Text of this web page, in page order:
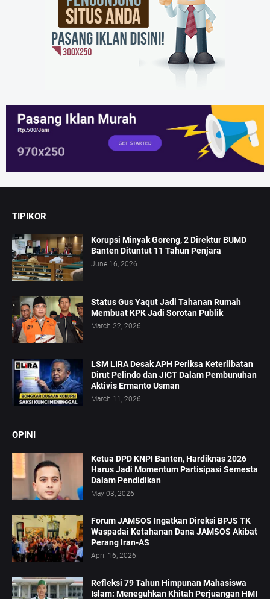
TIPIKOR
Korupsi Minyak Goreng, 2 Direktur BUMD
Banten Dituntut 11 Tahun Penjara
June 16, 2026
Status Gus Yaqut Jadi Tahanan Rumah
Membuat KPK Jadi Sorotan Publik
March 22, 2026
LSM LIRA Desak APH Periksa Keterlibatan
Dirut Pelindo dan JICT Dalam Pembunuhan
Aktivis Ermanto Usman
March 11, 2026
OPINI
Ketua DPD KNPI Banten, Hardiknas 2026
Harus Jadi Momentum Partisipasi Semesta
Dalam Pendidikan
May 03, 2026
Forum JAMSOS Ingatkan Direksi BPJS TK
Waspadai Ketahanan Dana JAMSOS Akibat
Perang Iran-AS
April 16, 2026
Refleksi 79 Tahun Himpunan Mahasiswa
Islam: Meneguhkan Khitah Perjuangan HMI